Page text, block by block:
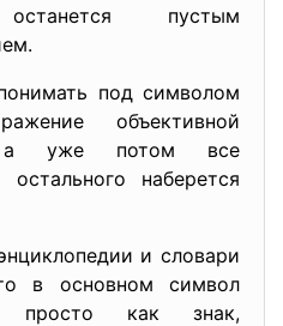
пустым
под символом
объективной
а уже потом все
наберется
и словари
в основном символ
просто как знак,